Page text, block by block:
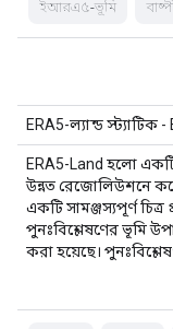
ইআরএ৫-ভূমি
ERA5-ল্যান্ড স্ট্যাটিক
ERA5-Land হলো
উন্নত রেজোলিউশনে
একটি সামঞ্জস্যপূর্ণ
পুনঃবিশ্লেষণের ভূমি
করা হয়েছে।